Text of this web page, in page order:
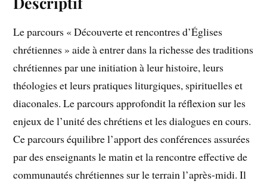
Le parcours « Découverte et rencontres d’Églises
chrétiennes » aide à entrer dans la richesse des traditions
chrétiennes par une initiation à leur histoire, leurs
théologies et leurs pratiques liturgiques, spirituelles et
diaconales. Le parcours approfondit la réflexion sur les
enjeux de l’unité des chrétiens et les dialogues en cours.
Ce parcours équilibre l’apport des conférences assurées
par des enseignants le matin et la rencontre effective de
communautés chrétiennes sur le terrain l’après-midi. Il